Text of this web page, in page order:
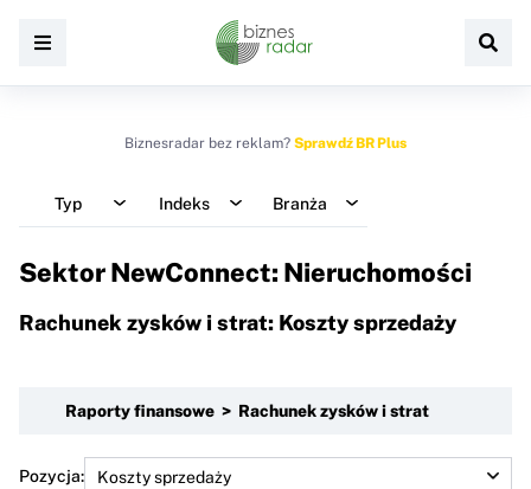
Biznesradar bez reklam? Sprawdź BR Plus
Typ Indeks Branża
Sektor NewConnect: Nieruchomości
Rachunek zysków i strat: Koszty sprzedaży
Raporty finansowe > Rachunek zysków i strat
Pozycja: